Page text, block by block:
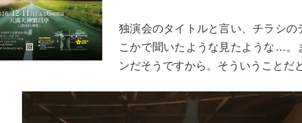
独演会のタイトルと言い、チラシの
こかで聞いたような見たような…。
ンだそうですから。そういうことだ